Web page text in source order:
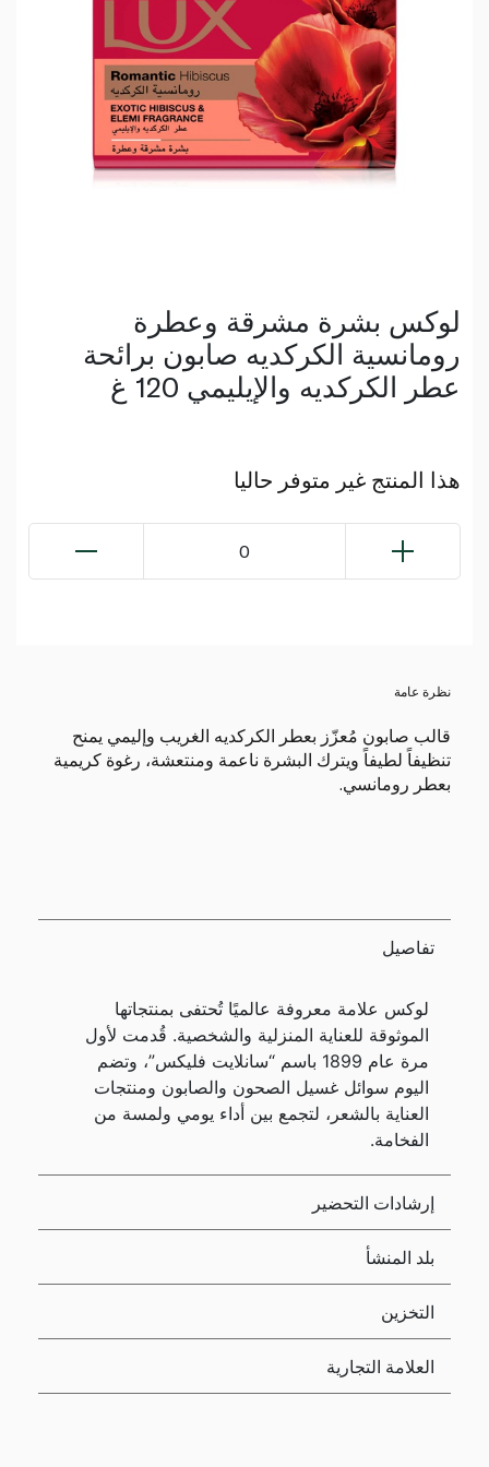
لوكس بشرة مشرقة وعطرة
رومانسية الكركديه صابون برائحة
عطر الكركديه والإيليمي 120 غ
هذا المنتج غير متوفر حاليا
0
نظرة عامة
قالب صابون مُعزّز بعطر الكركديه الغريب وإليمي يمنح
تنظيفاً لطيفاً ويترك البشرة ناعمة ومنتعشة، رغوة كريمية
بعطر رومانسي.
تفاصيل
لوكس علامة معروفة عالميًا تُحتفى بمنتجاتها
الموثوقة للعناية المنزلية والشخصية. قُدمت لأول
مرة عام 1899 باسم “سانلايت فليكس”، وتضم
اليوم سوائل غسيل الصحون والصابون ومنتجات
العناية بالشعر، لتجمع بين أداء يومي ولمسة من
الفخامة.
إرشادات التحضير
بلد المنشأ
التخزين
العلامة التجارية